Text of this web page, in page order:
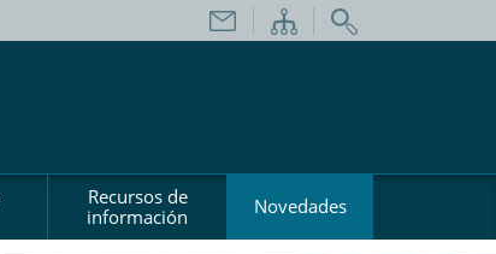
Recursos de
información
Novedades